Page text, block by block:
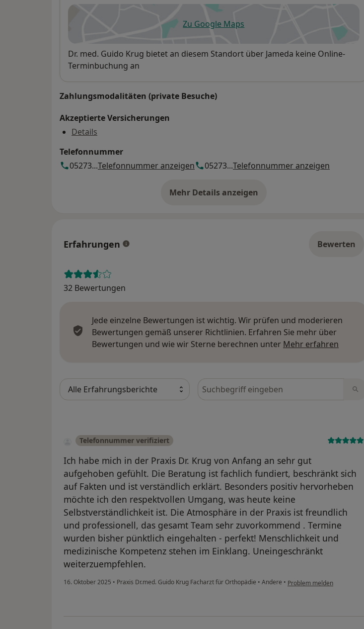
Zu Google Mapsöffnet in einer neuen Registerkarte
Verfügbarkeit
Dr. med. Guido Krug bietet an diesem Standort über Jameda keine Online-
Terminbuchung an
Zahlungsmodalitäten (private Besuche)
Akzeptierte Versicherungen
Details
Telefonnummer
05273...Telefonnummer anzeigen 05273...Telefonnummer anzeigen
Mehr Details anzeigen
über die Adresse
Erfahrungen Bewerten
32 Bewertungen
Jede einzelne Bewertungen ist wichtig. Wir prüfen und moderieren
Bewertungen gemäß unserer Richtlinien. Erfahren Sie mehr über
Bewertungen und wie wir Sterne berechnen unter Mehr erfahren
Bewertungen durchsuchen
Telefonnummer verifiziert
Ich habe mich in der Praxis Dr. Krug von Anfang an sehr gut
aufgehoben gefühlt. Die Beratung ist fachlich fundiert, beschränkt sich
auf Fakten und ist verständlich erklärt. Besonders positiv hervorheben
möchte ich den respektvollen Umgang, was heute keine
Selbstverständlichkeit ist. Die Atmosphäre in der Praxis ist freundlich
und professionell, das gesamt Team sehr zuvorkommend . Termine
wurden bisher pünktlich eingehalten - perfekt! Menschlichkeit und
medizinische Kompetenz stehen im Einklang. Uneingeschränkt
weiterzuempfehlen.
16. Oktober 2025 • Praxis Dr.med. Guido Krug Facharzt für Orthopädie • Andere • Problem melden